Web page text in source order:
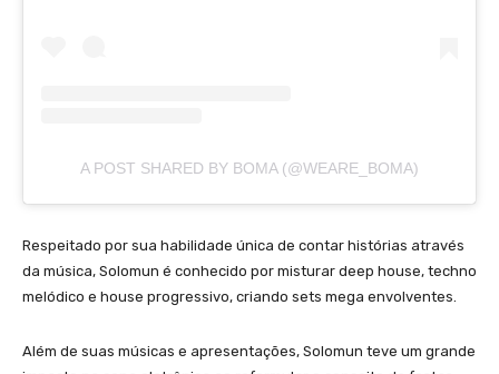
A POST SHARED BY BOMA (@WEARE_BOMA)
Respeitado por sua habilidade única de contar histórias através
da música, Solomun é conhecido por misturar deep house, techno
melódico e house progressivo, criando sets mega envolventes.
Além de suas músicas e apresentações, Solomun teve um grande